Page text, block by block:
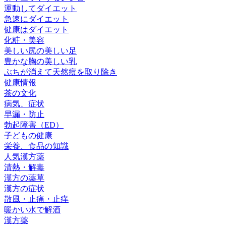
運動してダイエット
急速にダイエット
健康はダイエット
化粧・美容
美しい尻の美しい足
豊かな胸の美しい乳
ぶちが消えて天然痘を取り除き
健康情報
茶の文化
病気、症状
早漏・防止
勃起障害（ED）
子どもの健康
栄養、食品の知識
人気漢方薬
清熱・解毒
漢方の薬草
漢方の症状
散風・止痛・止痒
暖かい水で解酒
漢方薬